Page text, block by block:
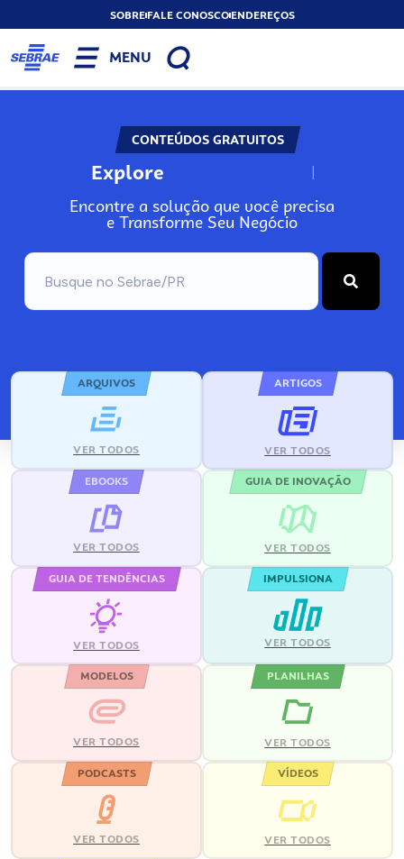
SOBREFALE CONOSCOENDEREÇOS
MENU
CONTEÚDOS GRATUITOS
Explore N
Encontre a solução que você precisa
e Transforme Seu Negócio
ARQUIVOS
VER TODOS
ARTIGOS
VER TODOS
EBOOKS
VER TODOS
GUIA DE INOVAÇÃO
VER TODOS
GUIA DE TENDÊNCIAS
VER TODOS
IMPULSIONA
VER TODOS
MODELOS
VER TODOS
PLANILHAS
VER TODOS
PODCASTS
VER TODOS
VÍDEOS
VER TODOS